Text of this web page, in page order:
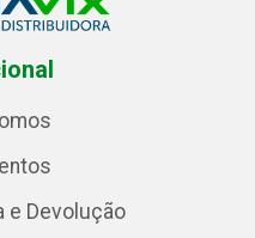
e Devolução